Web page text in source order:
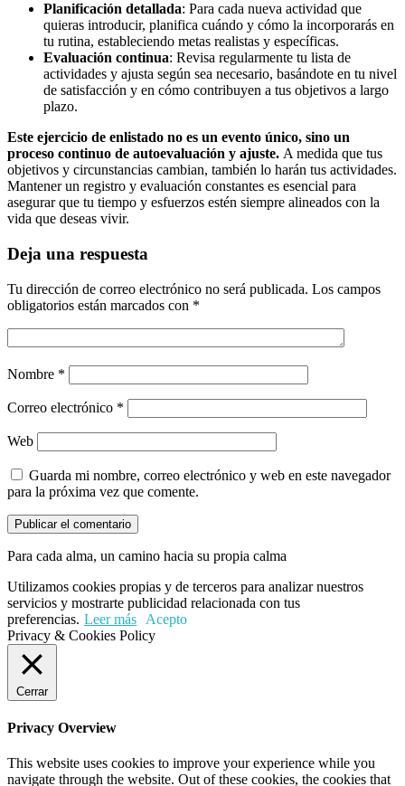
Planificación detallada: Para cada nueva actividad que
quieras introducir, planifica cuándo y cómo la incorporarás en
tu rutina, estableciendo metas realistas y específicas.
Evaluación continua: Revisa regularmente tu lista de
actividades y ajusta según sea necesario, basándote en tu nivel
de satisfacción y en cómo contribuyen a tus objetivos a largo
plazo.
Este ejercicio de enlistado no es un evento único, sino un
proceso continuo de autoevaluación y ajuste. A medida que tus
objetivos y circunstancias cambian, también lo harán tus actividades.
Mantener un registro y evaluación constantes es esencial para
asegurar que tu tiempo y esfuerzos estén siempre alineados con la
vida que deseas vivir.
Deja una respuesta
Tu dirección de correo electrónico no será publicada. Los campos
obligatorios están marcados con *
Nombre *
Correo electrónico *
Web
Guarda mi nombre, correo electrónico y web en este navegador
para la próxima vez que comente.
Para cada alma, un camino hacia su propia calma
Utilizamos cookies propias y de terceros para analizar nuestros
servicios y mostrarte publicidad relacionada con tus
preferencias. Leer más
Acepto
Privacy & Cookies Policy
Cerrar
Privacy Overview
This website uses cookies to improve your experience while you
navigate through the website. Out of these cookies, the cookies that